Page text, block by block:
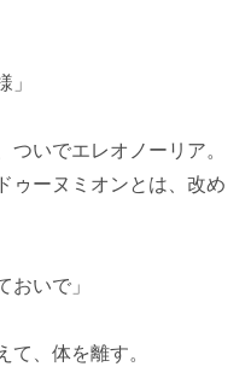
」
いでエレオノーリア。
ゥーヌミオンとは、改め
おいで」
、体を離す。